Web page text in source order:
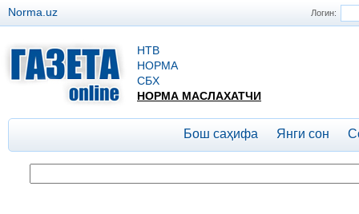
Логин:
Norma.uz
НТВ
НОРМА
СБХ
НОРМА МАСЛАХАТЧИ
Бош саҳифа Янги сон